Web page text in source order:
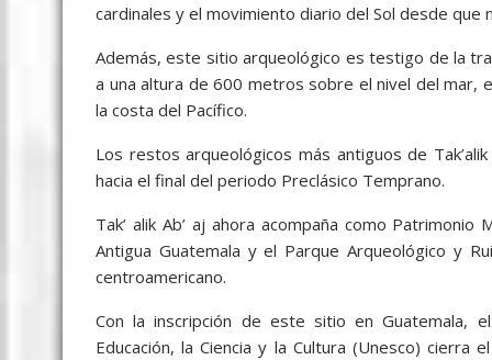
cardinales y el movimiento diario del Sol desde
Además, este sitio arqueológico es testigo de la
a una altura de 600 metros sobre el nivel del mar,
la costa del Pacífico.
Los restos arqueológicos más antiguos de
hacia el final del periodo Preclásico Temprano.
Tak’ alik Ab’ aj ahora acompaña como
Antigua Guatemala y el Parque Arqueológico y
centroamericano.
Con la inscripción de este sitio en Guatemala,
Educación, la Ciencia y la Cultura (Unesco)